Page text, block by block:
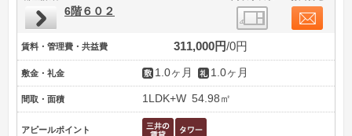
6階６０２
賃料・管理費・共益費 311,000円 0円
敷金・礼金 1.0ヶ月 1.0ヶ月
間取・面積 1LDK+W 54.98㎡
アピールポイント